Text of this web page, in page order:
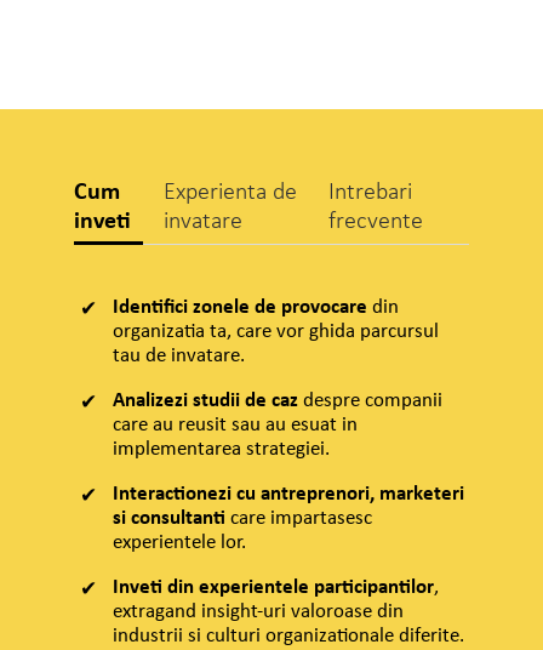
Cum
inveti
Experienta de
invatare
Intrebari
frecvente
Identifici zonele de provocare din
organizatia ta, care vor ghida parcursul
tau de invatare.
Analizezi studii de cazdespre companii
care au reusit sau au esuat in
implementarea strategiei.
Interactionezi cu antreprenori, marketeri
si consultanti care impartasesc
experientele lor.
Inveti din experientele participantilor,
extragand insight-uri valoroase din
industrii si culturi organizationale diferite.